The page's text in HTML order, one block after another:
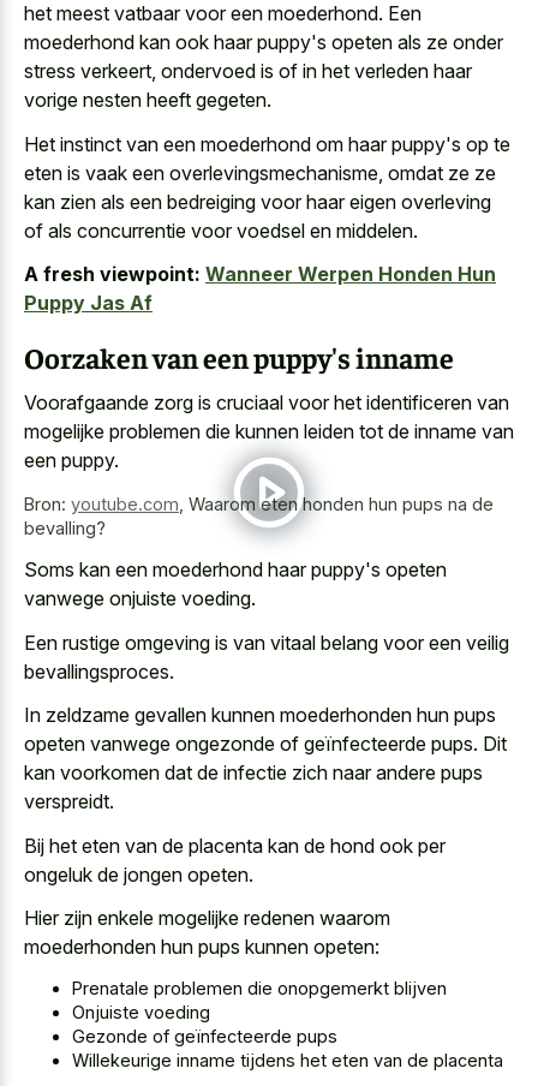
het meest vatbaar voor een moederhond. Een
moederhond kan ook haar puppy's opeten als ze onder
stress verkeert, ondervoed is of in het verleden haar
vorige nesten heeft gegeten.
Het instinct van een moederhond om haar puppy's op te
eten is vaak een overlevingsmechanisme, omdat ze ze
kan zien als een bedreiging voor haar eigen overleving
of als concurrentie voor voedsel en middelen.
A fresh viewpoint: Wanneer Werpen Honden Hun
Puppy Jas Af
Oorzaken van een puppy's inname
Voorafgaande zorg is cruciaal voor het identificeren van
mogelijke problemen die kunnen leiden tot de inname van
een puppy.
Bron: youtube.com Waarom eten honden hun pups na de
bevalling?
Soms kan een moederhond haar puppy's opeten
vanwege onjuiste voeding.
Een rustige omgeving is van vitaal belang voor een veilig
bevallingsproces.
In zeldzame gevallen kunnen moederhonden hun pups
opeten vanwege ongezonde of geïnfecteerde pups. Dit
kan voorkomen dat de infectie zich naar andere pups
verspreidt.
Bij het eten van de placenta kan de hond ook per
ongeluk de jongen opeten.
Hier zijn enkele mogelijke redenen waarom
moederhonden hun pups kunnen opeten:
Prenatale problemen die onopgemerkt blijven
Onjuiste voeding
Gezonde of geïnfecteerde pups
Willekeurige inname tijdens het eten van de placenta